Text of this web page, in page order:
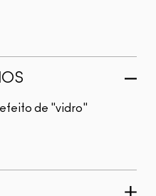
efeito de "vidro"